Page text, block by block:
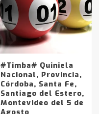
#Timba# Quiniela
Nacional, Provincia,
Córdoba, Santa Fe,
Santiago del Estero,
Montevideo del 5 de